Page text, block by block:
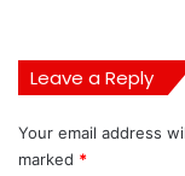
Leave a Reply
Your email address
marked *